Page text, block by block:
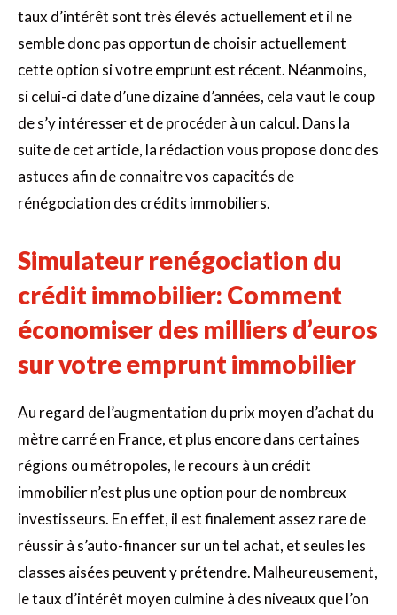
taux d’intérêt sont très élevés actuellement et il ne
semble donc pas opportun de choisir actuellement
cette option si votre emprunt est récent. Néanmoins,
si celui-ci date d’une dizaine d’années, cela vaut le coup
de s’y intéresser et de procéder à un calcul. Dans la
suite de cet article, la rédaction vous propose donc des
astuces afin de connaitre vos capacités de
rénégociation des crédits immobiliers.
Simulateur renégociation du
crédit immobilier: Comment
économiser des milliers d’euros
sur votre emprunt immobilier
Au regard de l’augmentation du prix moyen d’achat du
mètre carré en France, et plus encore dans certaines
régions ou métropoles, le recours à un crédit
immobilier n’est plus une option pour de nombreux
investisseurs. En effet, il est finalement assez rare de
réussir à s’auto-financer sur un tel achat, et seules les
classes aisées peuvent y prétendre. Malheureusement,
le taux d’intérêt moyen culmine à des niveaux que l’on